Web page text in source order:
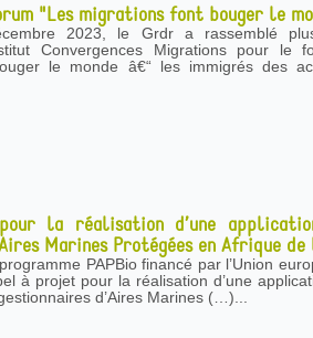
"Les migrations font bouger le
2023, le Grdr a rassemblé
Convergences Migrations pour le
le monde â€“ les immigrés des
la réalisation d’une
Marines Protégées en Afrique de
PAPBio financé par l’Union
à projet pour la réalisation d’une
d’Aires Marines (…)...